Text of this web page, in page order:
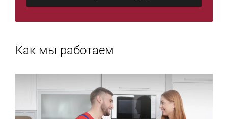
Как мы работаем